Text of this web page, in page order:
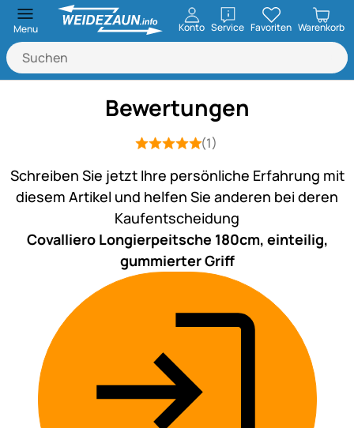
Menu Konto ServiceöffnenFavoriten Warenkorb
Bewertungen
Bewertung: 5 von 5 (1 Bewertungen)
1 Bewertung(1)
Schreiben Sie jetzt Ihre persönliche Erfahrung mit
diesem Artikel und helfen Sie anderen bei deren
Kaufentscheidung
Covalliero Longierpeitsche 180cm, einteilig,
gummierter Griff